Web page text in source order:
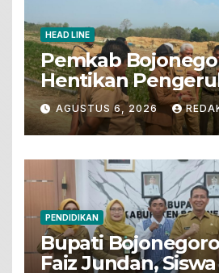
HEAD LINE
Pemkab
Hentikan
Penjualan Tanah
Pertanian
AGUSTUS 6, 2026
PENDIDIKAN
Bupati
Faiz Jundan, Siswa